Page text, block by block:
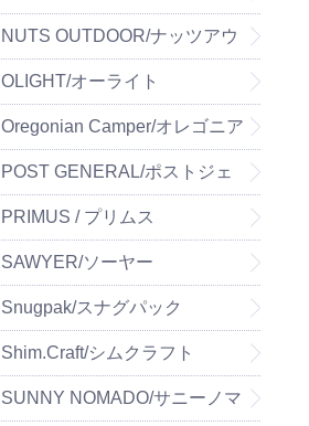
NUTS OUTDOOR/ナッツアウ
トドア
OLIGHT/オーライト
Oregonian Camper/オレゴニア
ンキャンパー
POST GENERAL/ポストジェ
ネラル
PRIMUS / プリムス
SAWYER/ソーヤー
Snugpak/スナグパック
Shim.Craft/シムクラフト
SUNNY NOMADO/サニーノマ